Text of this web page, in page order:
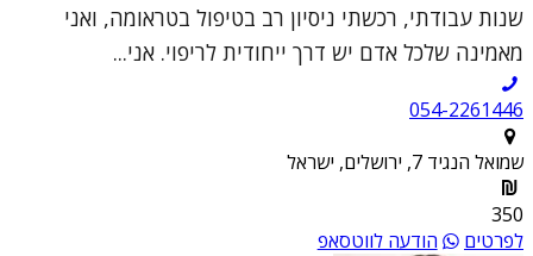
שנות עבודתי, רכשתי ניסיון רב בטיפול בטראומה, ואני
מאמינה שלכל אדם יש דרך ייחודית לריפוי. אני...
054-2261446
שמואל הנגיד 7, ירושלים, ישראל
350
לפרטים
הודעה לווטסאפ